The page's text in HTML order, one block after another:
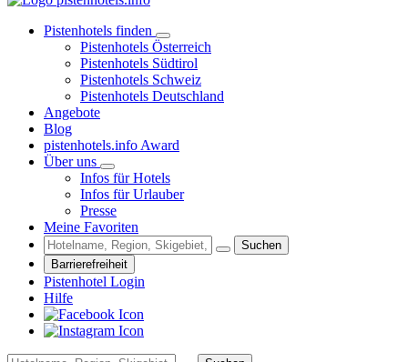
Pistenhotels finden
Pistenhotels Österreich
Pistenhotels Südtirol
Pistenhotels Schweiz
Pistenhotels Deutschland
Angebote
Blog
pistenhotels.info Award
Über uns
Infos für Hotels
Infos für Urlauber
Presse
Meine Favoriten
Suchen
Barrierefreiheit
Pistenhotel Login
Hilfe